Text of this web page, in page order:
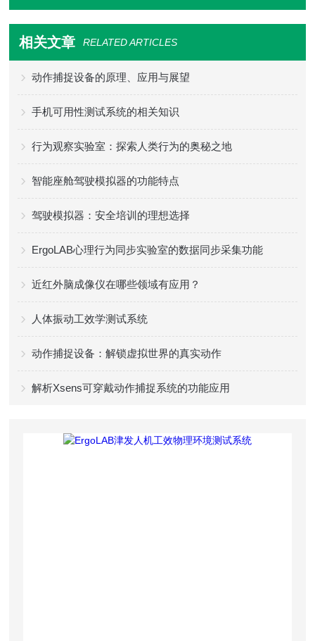
相关文章 RELATED ARTICLES
动作捕捉设备的原理、应用与展望
手机可用性测试系统的相关知识
行为观察实验室：探索人类行为的奥秘之地
智能座舱驾驶模拟器的功能特点
驾驶模拟器：安全培训的理想选择
ErgoLAB心理行为同步实验室的数据同步采集功能
近红外脑成像仪在哪些领域有应用？
人体振动工效学测试系统
动作捕捉设备：解锁虚拟世界的真实动作
解析Xsens可穿戴动作捕捉系统的功能应用